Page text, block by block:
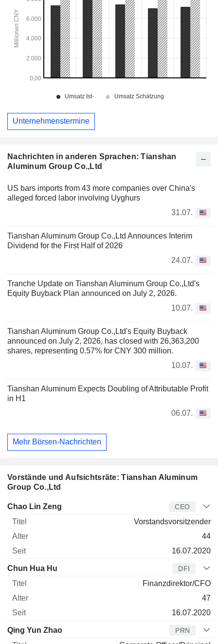
Nachrichten in anderen Sprachen: Tianshan
Aluminum Group Co.,Ltd
US bars imports from 43 more companies over China's
alleged forced labor involving Uyghurs
31.07.
Tianshan Aluminum Group Co.,Ltd Announces Interim
Dividend for the First Half of 2026
24.07.
Tranche Update on Tianshan Aluminum Group Co.,Ltd's
Equity Buyback Plan announced on July 2, 2026.
10.07.
Tianshan Aluminum Group Co.,Ltd's Equity Buyback
announced on July 2, 2026, has closed with 26,363,200
shares, representing 0.57% for CNY 300 million.
10.07.
Tianshan Aluminum Expects Doubling of Attributable Profit
in H1
06.07.
Mehr Börsen-Nachrichten
Vorstände und Aufsichtsräte: Tianshan Aluminum
Group Co.,Ltd
Manager Titel
Chao Lin Zeng CEO
Vorstandsvorsitzender
44
16.07.2020
Chun Hua Hu DFI
Finanzdirektor/CFO
47
16.07.2020
Qing Yun Zhao PRN
Unternehmenstermine